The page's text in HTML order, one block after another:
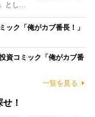
とし…
ク「俺がカブ番長！」
資コミック「俺がカブ番
一覧を見る
！